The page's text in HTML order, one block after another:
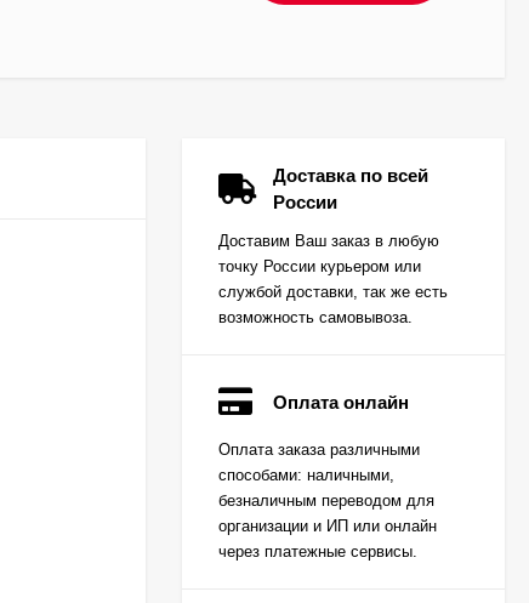
Доставка по всей
России
Доставим Ваш заказ в любую
точку России курьером или
службой доставки, так же есть
возможность самовывоза.
Оплата онлайн
Оплата заказа различными
способами: наличными,
безналичным переводом для
организации и ИП или онлайн
через платежные сервисы.
Вкладыш коренной
(0,25) (1шт - 1
половинка) для
двигателей
K15,K21,K25
запросу